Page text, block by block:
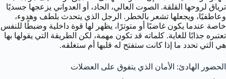
ترياق لروحها القلقة. الصوت العالي، الحاد، أو العدواني يزعجها جسديًا
وعاطفيًا، ويجعلها تشعر بالخطر. الرجل الذي يتحدث بلطف وهدوء،
خاصة عندما يكون غاضبًا أو متوترًا، يظهر لها قوة داخلية وضبطًا للنفس
تعتبره جذابًا للغاية. كلماته قد تكون مهمة، لكن الطريقة التي يقولها بها
هي التي تحدد ما إذا كانت ستفتح له قلبها أم ستغلقه.
الحضور الهادئ: الأمان الذي يتفوق على العضلات